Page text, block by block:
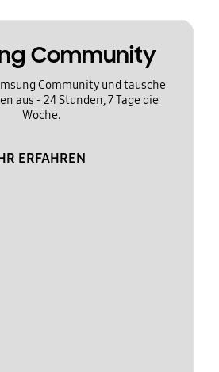
Community
Community und tausche
aus - 24 Stunden, 7 Tage die
Woche.
ERFAHREN